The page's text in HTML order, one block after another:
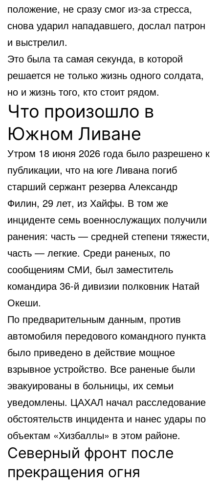
положение, не сразу смог из-за стресса,
снова ударил нападавшего, дослал патрон
и выстрелил.
Это была та самая секунда, в которой
решается не только жизнь одного солдата,
но и жизнь того, кто стоит рядом.
Что произошло в
Южном Ливане
Утром 18 июня 2026 года было разрешено к
публикации, что на юге Ливана погиб
старший сержант резерва Александр
Филин, 29 лет, из Хайфы. В том же
инциденте семь военнослужащих получили
ранения: часть — средней степени тяжести,
часть — легкие. Среди раненых, по
сообщениям СМИ, был заместитель
командира 36-й дивизии полковник Натай
Океши.
По предварительным данным, против
автомобиля передового командного пункта
было приведено в действие мощное
взрывное устройство. Все раненые были
эвакуированы в больницы, их семьи
уведомлены. ЦАХАЛ начал расследование
обстоятельств инцидента и нанес удары по
объектам «Хизбаллы» в этом районе.
Северный фронт после
прекращения огня